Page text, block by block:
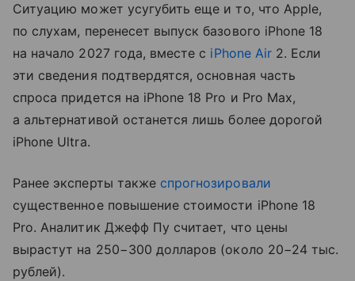
Ситуацию может усугубить еще и то, что Apple,
по слухам, перенесет выпуск базового iPhone 18
на начало 2027 года, вместе с iPhone Air2. Если
эти сведения подтвердятся, основная часть
спроса придется на iPhone 18 Pro и Pro Max,
а альтернативой останется лишь более дорогой
iPhone Ultra.
Ранее эксперты также спрогнозировали
существенное повышение стоимости iPhone 18
Pro. Аналитик Джефф Пу считает, что цены
вырастут на 250−300 долларов (около 20−24 тыс.
рублей).